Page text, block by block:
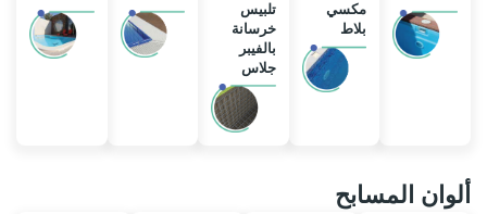
مكسي
بلاط
تلبيس
خرسانة
بالفيبر
جلاس
ألوان المسابح